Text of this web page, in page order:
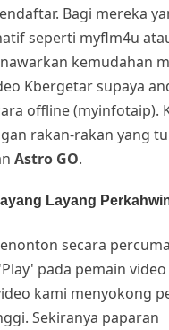
Bagi mereka
seperti myflm4u
kemudahan
Kbergetar supaya
offline (myinfotaip).
rakan-rakan yang
Astro GO.
Layang
secara
pada pemain
kami menyokong
Sekiranya paparan